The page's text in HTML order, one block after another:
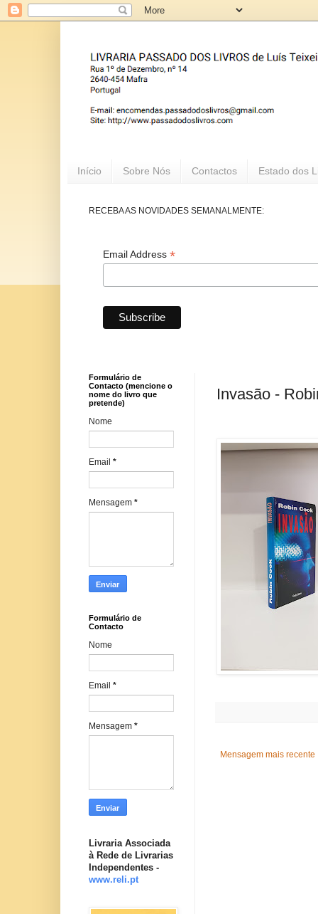
Início Sobre Nós Contactos Estado dos
RECEBA AS NOVIDADES SEMANALMENTE:
Email Address *
Invasão -
Mensagem mais recente
Formulário de
Contacto (mencione o
nome do livro que
pretende)
Nome
Email *
Mensagem *
Formulário de
Contacto
Nome
Email *
Mensagem *
Livraria Associada
à Rede de Livrarias
Independentes -
www.reli.pt